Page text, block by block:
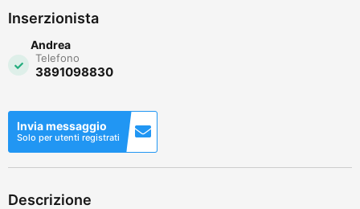
Inserzionista
Andrea
Telefono
3891098830
Invia messaggio
Solo per utenti registrati
Descrizione